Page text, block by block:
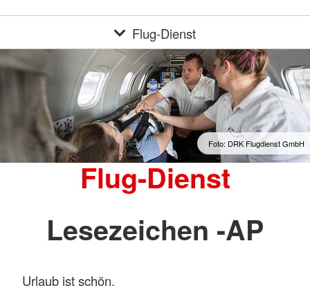
Flug-Dienst
Foto: DRK Flugdienst GmbH
Flug-Dienst
Lesezeichen -AP
Urlaub ist schön.